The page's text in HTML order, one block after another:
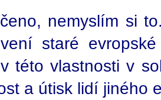
nemyslím si
staré
této vlastnosti v
a útisk lidí jiného